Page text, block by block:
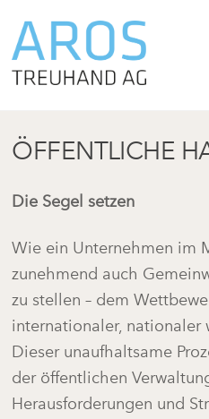
content
ÖFFENTLICHE
Die Segel setzen
Wie ein Unternehmen im
zunehmend auch
zu stellen – dem
internationaler, nationaler
Dieser unaufhaltsame
der öffentlichen
Herausforderungen und